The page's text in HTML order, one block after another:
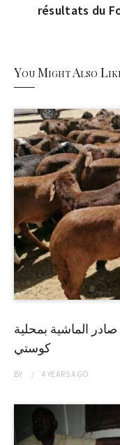
résultats du
You Might Also
الماشية بمحلية
كوستي
BY 4 YEARSAGO